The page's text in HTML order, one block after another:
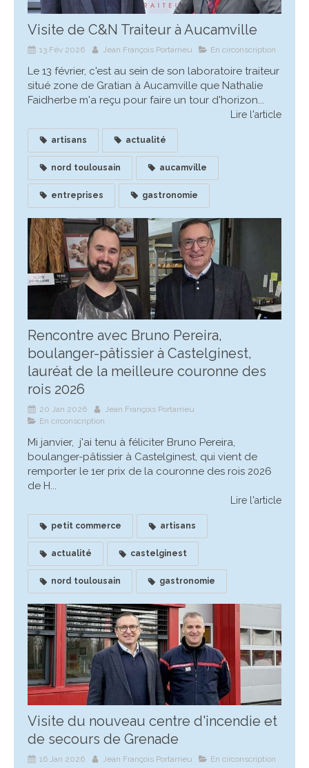
Visite de C&N Traiteur à Aucamville
13 Fév 2026 Jean François Portarrieu En circonscription
Le 13 février, c'est au sein de son laboratoire traiteur
situé zone de Gratian à Aucamville que Nathalie
Faidherbe m'a reçu pour faire un tour d'horizon...
Lire l'article
artisans actualité
nord toulousain aucamville
entreprises gastronomie
Rencontre avec Bruno Pereira,
boulanger-pâtissier à Castelginest,
lauréat de la meilleure couronne des
rois 2026
20 Jan 2026
Jean François Portarrieu
En circonscription
Mi janvier, j'ai tenu à féliciter Bruno Pereira,
boulanger-pâtissier à Castelginest, qui vient de
remporter le 1er prix de la couronne des rois 2026
de H...
Lire l'article
petit commerce artisans
actualité castelginest
nord toulousain gastronomie
Visite du nouveau centre d'incendie et
de secours de Grenade
16 Jan 2026 Jean François Portarrieu En circonscription